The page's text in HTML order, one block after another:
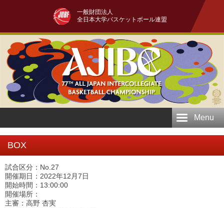
一般財団法人
全日本大学バスケットボール連盟
Menu
BOX
試合区分：No.27
開催期日：2022年12月7日
開始時間：13:00:00
開催場所：
主審：高野 杏実